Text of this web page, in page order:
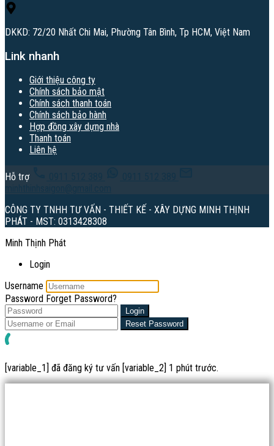
DKKD: 72/20 Nhất Chi Mai, Phường Tân Bình, Tp HCM, Việt Nam
Link nhanh
Giới thiệu công ty
Chính sách bảo mật
Chính sách thanh toán
Chính sách bảo hành
Hợp đồng xây dựng nhà
Thanh toán
Liên hệ
Hỗ trợ
CÔNG TY TNHH TƯ VẤN - THIẾT KẾ - XÂY DỰNG MINH THỊNH
PHÁT - MST: 0313428308
Minh Thịnh Phát
Login
Username
Password Forget Password?
Login
Reset Password
[variable_1] đã đăng ký tư vấn [variable_2] 1 phút trước.